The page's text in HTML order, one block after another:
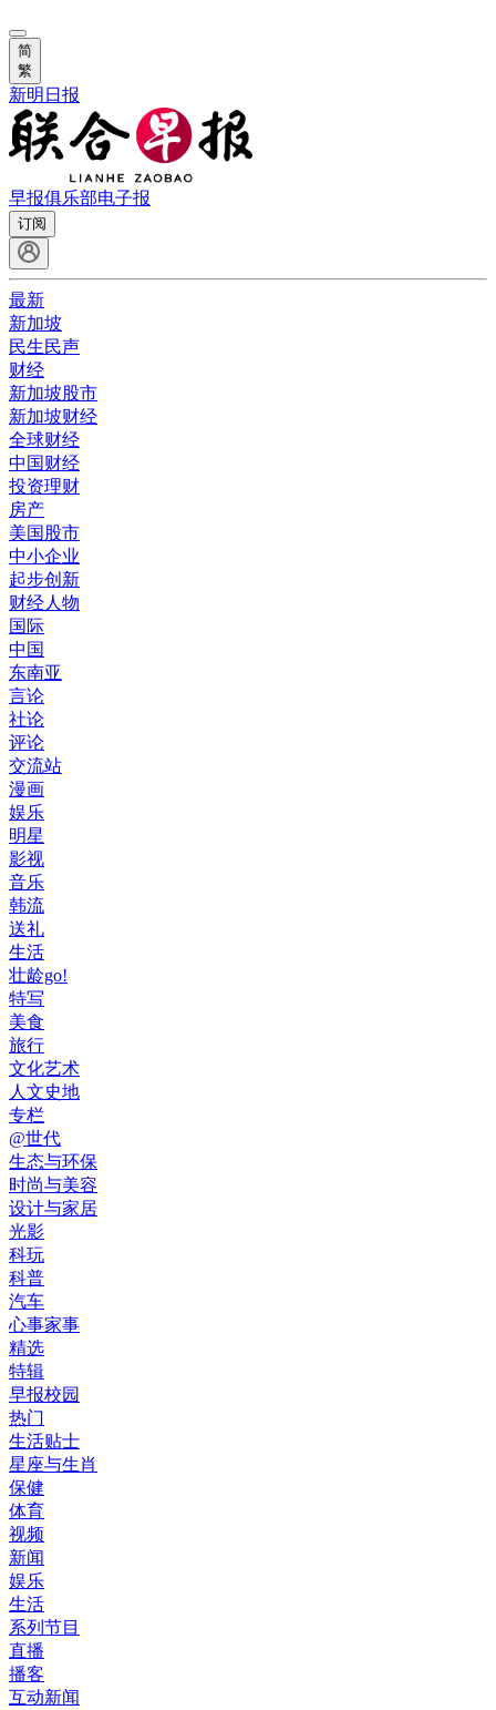
简
繁
新明日报
早报俱乐部电子报
订阅
最新
新加坡
民生民声
财经
新加坡股市
新加坡财经
全球财经
中国财经
投资理财
房产
美国股市
中小企业
起步创新
财经人物
国际
中国
东南亚
言论
社论
评论
交流站
漫画
娱乐
明星
影视
音乐
韩流
送礼
生活
壮龄go!
特写
美食
旅行
文化艺术
人文史地
专栏
@世代
生态与环保
时尚与美容
设计与家居
光影
科玩
科普
汽车
心事家事
精选
特辑
早报校园
热门
生活贴士
星座与生肖
保健
体育
视频
新闻
娱乐
生活
系列节目
直播
播客
互动新闻